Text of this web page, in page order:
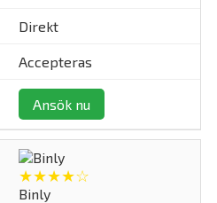
Direkt
Accepteras
Ansök nu
★★★★☆
Binly